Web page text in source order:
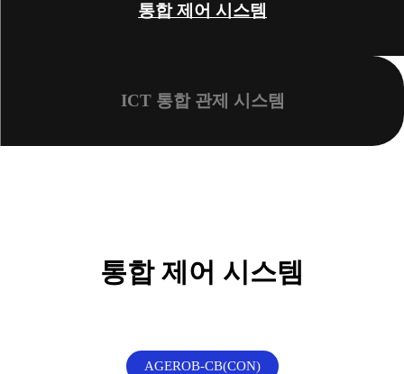
통합 제어 시스템
ICT 통합 관제 시스템
통합 제어 시스템
AGEROB-CB(CON)